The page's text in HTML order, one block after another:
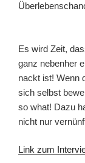
Es wird Zeit,
ganz nebenher
nackt ist! Wenn
sich selbst
so what! Dazu
nicht nur
Link zum